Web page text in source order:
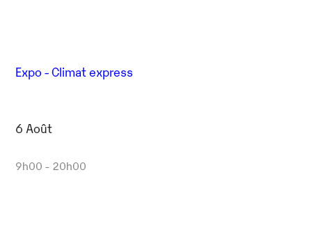
Expo - Climat express
6 Août
9h00 - 20h00